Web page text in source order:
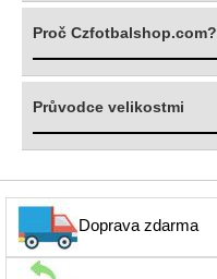
Proč Czfotbalshop.com?
Průvodce velikostmi
Doprava zdarma